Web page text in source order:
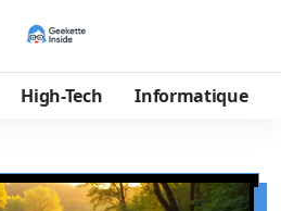
High-Tech Informatique